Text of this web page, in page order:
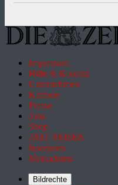
Impressum
Hilfe & Kontakt
Unternehmen
Karriere
Presse
Jobs
Shop
ZEIT REISEN
Inserieren
Mediadaten
Bildrechte